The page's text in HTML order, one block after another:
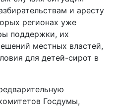
и аресту
регионах уже
поддержки, их
местных властей,
для детей-сирот в
Госдумы,